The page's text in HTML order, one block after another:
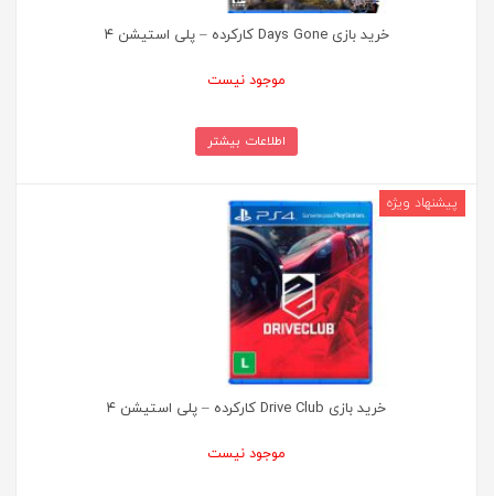
خرید بازی Days Gone کارکرده – پلی استیشن ۴
موجود نیست
اطلاعات بیشتر
خرید بازی Drive Club کارکرده – پلی استیشن ۴
موجود نیست